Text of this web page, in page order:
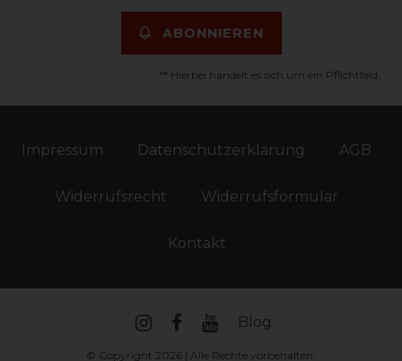
ABONNIEREN
** Hierbei handelt es sich um ein Pflichtfeld.
Impressum Daten­schutz­erklärung AGB
Widerrufs­recht Widerrufs­formular
Kontakt
Blog
© Copyright 2026 | Alle Rechte vorbehalten.